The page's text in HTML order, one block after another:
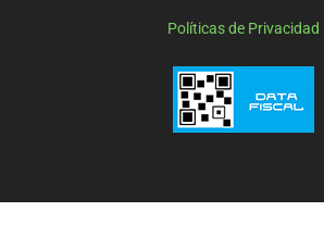
Políticas de Privacidad